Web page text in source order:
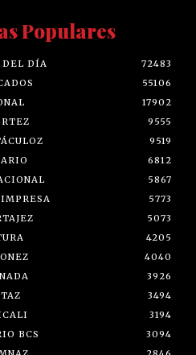
Populares
DEL DÍA
72483
55106
17902
9555
9519
6812
5867
5773
5073
4205
4040
3926
3494
3194
BCS
3094